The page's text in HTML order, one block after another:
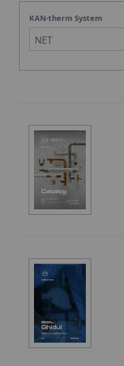
KAN-therm System